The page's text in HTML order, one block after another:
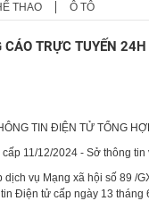
THAO Ô TÔ
CÁO TRỰC TUYẾN 24H
TIN ĐIỆN TỬ TỔNG
11/12/2024 - Sở thông
vụ Mạng xã hội số 89 /
Điện tử cấp ngày 13 tháng